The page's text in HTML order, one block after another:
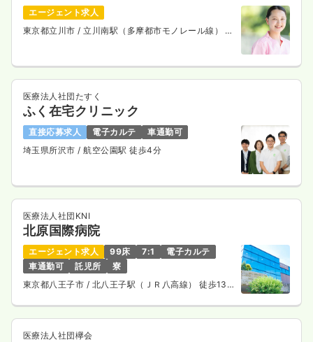
エージェント求人
東京都立川市/ 立川南駅（多摩都市モノレール線） 徒
医療法人社団たすく
ふく在宅クリニック
直接応募求人 電子カルテ
車通勤可
埼玉県所沢市/ 航空公園駅 徒歩4分
医療法人社団KNI
北原国際病院
エージェント求人 99床 7:1
電子カルテ
車通勤可
託児所
寮
東京都八王子市 / 北八王子駅（ＪＲ八高線） 徒歩13
医療法人社団欅会